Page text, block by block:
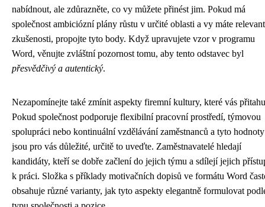
nabídnout, ale zdůrazněte, co vy můžete přinést jim. Pokud má
společnost ambiciózní plány růstu v určité oblasti a vy máte
zkušenosti, propojte tyto body. Když upravujete vzor v programu
Word, věnujte zvláštní pozornost tomu, aby tento odstavec byl
přesvědčivý a autentický.
Nezapomínejte také zmínit aspekty firemní kultury, které vás
Pokud společnost podporuje flexibilní pracovní prostředí, týmovou
spolupráci nebo kontinuální vzdělávání zaměstnanců a tyto hodnoty
jsou pro vás důležité, určitě to uveďte. Zaměstnavatelé hledají
kandidáty, kteří se dobře začlení do jejich týmu a sdílejí jejich
k práci. Složka s příklady motivačních dopisů ve formátu Word
obsahuje různé varianty, jak tyto aspekty elegantně formulovat